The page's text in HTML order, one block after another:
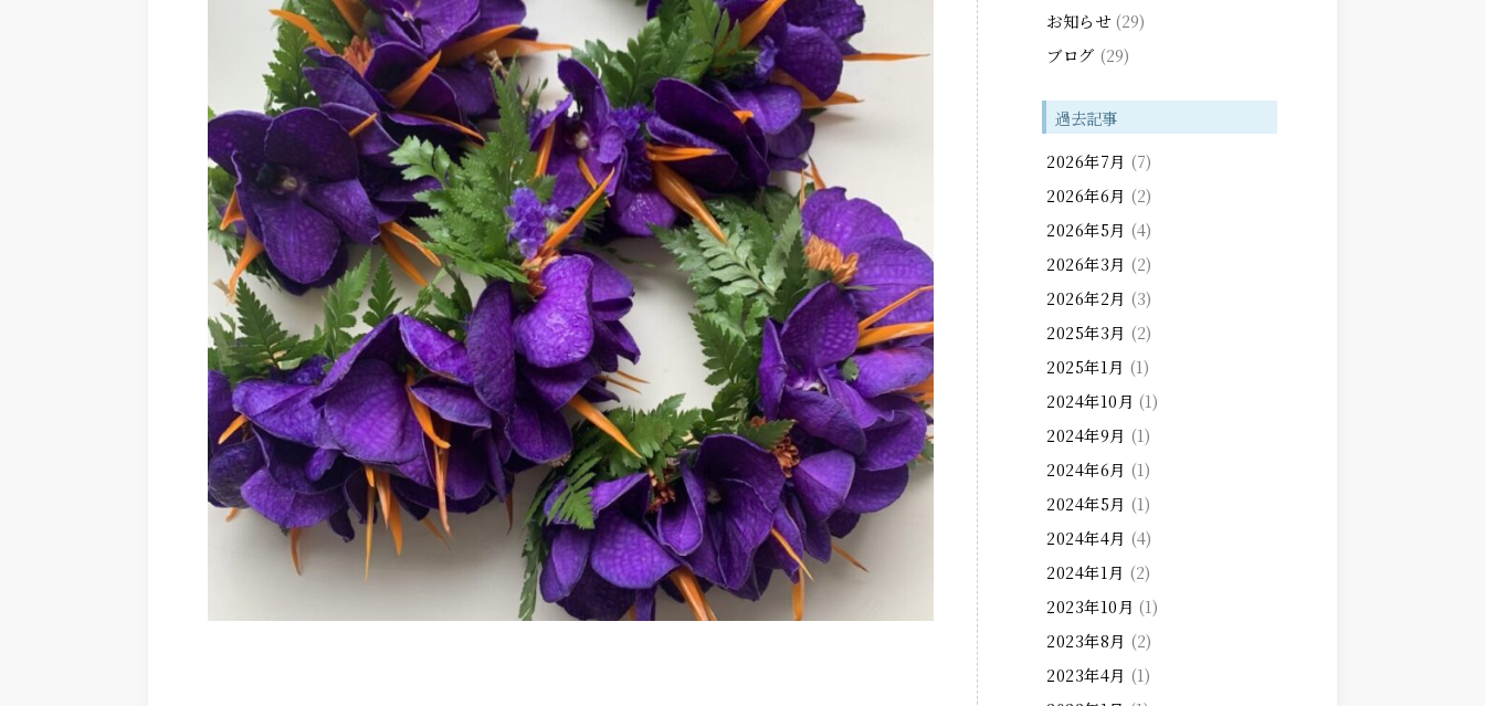
お知らせ(29)
ブログ (29)
過去記事
2026年7月 (7)
2026年6月 (2)
2026年5月 (4)
2026年3月 (2)
2026年2月 (3)
2025年3月 (2)
2025年1月 (1)
2024年10月 (1)
2024年9月 (1)
2024年6月 (1)
2024年5月 (1)
2024年4月 (4)
2024年1月 (2)
2023年10月 (1)
2023年8月 (2)
2023年4月 (1)